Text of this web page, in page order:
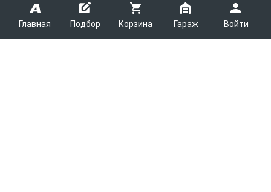
Главная Подбор Корзина Гараж Войти